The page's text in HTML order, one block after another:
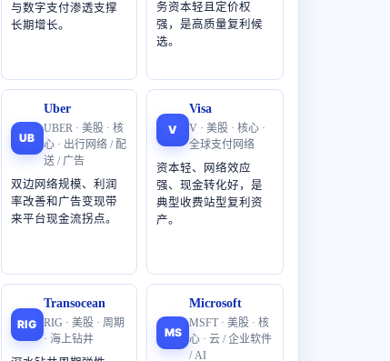
与数字支付渗透支撑
长期增长。
务资本轻且定价权
强，是高质量复利候
选。
UB
Uber
UBER · 美股 · 核
心 · 出行网络 / 配
送 / 广告
双边网络规模、利润
率改善和广告变现带
来平台现金流拐点。
V
Visa
V · 美股 · 核心 ·
全球支付网络
资本轻、网络效应
强、现金转化好，是
典型收费站型复利资
产。
RIG
Transocean
RIG · 美股 · 周期
· 海上钻井
MS
Microsoft
MSFT · 美股 · 核
心 · 云 / 企业软件
/ AI